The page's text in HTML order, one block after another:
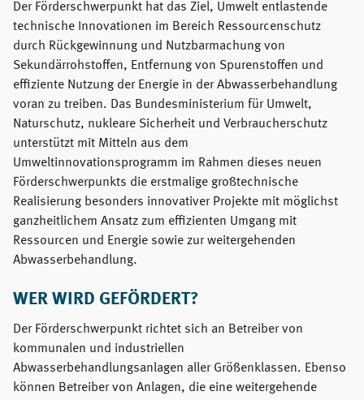
Der Förderschwerpunkt hat das Ziel, Umwelt entlastende
technische Innovationen im Bereich Ressourcenschutz
durch Rückgewinnung und Nutzbarmachung von
Sekundärrohstoffen, Entfernung von Spurenstoffen und
effiziente Nutzung der Energie in der Abwasserbehandlung
voran zu treiben. Das Bundesministerium für Umwelt,
Naturschutz, nukleare Sicherheit und Verbraucherschutz
unterstützt mit Mitteln aus dem
Umweltinnovationsprogramm im Rahmen dieses neuen
Förderschwerpunkts die erstmalige großtechnische
Realisierung besonders innovativer Projekte mit möglichst
ganzheitlichem Ansatz zum effizienten Umgang mit
Ressourcen und Energie sowie zur weitergehenden
Abwasserbehandlung.
WER WIRD GEFÖRDERT?
Der Förderschwerpunkt richtet sich an Betreiber von
kommunalen und industriellen
Abwasserbehandlungsanlagen aller Größenklassen. Ebenso
können Betreiber von Anlagen, die eine weitergehende